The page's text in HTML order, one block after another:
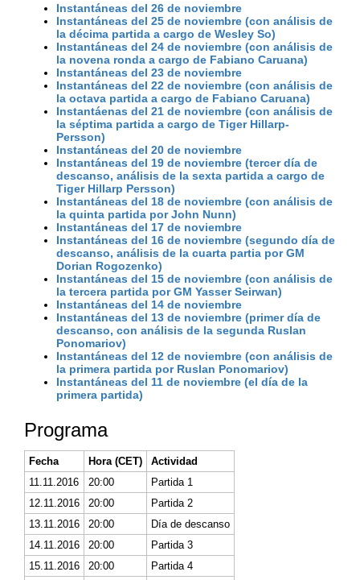
Instantáneas del 26 de noviembre
Instantáneas del 25 de noviembre (con análisis de
la décima partida a cargo de Wesley So)
Instantáneas del 24 de noviembre (con análisis de
la novena ronda a cargo de Fabiano Caruana)
Instantáneas del 23 de noviembre
Instantáneas del 22 de noviembre (con análisis de
la octava partida a cargo de Fabiano Caruana)
Instantáenas del 21 de noviembre (con análisis de
la séptima partida a cargo de Tiger Hillarp-
Persson)
Instantáneas del 20 de noviembre
Instantáneas del 19 de noviembre (tercer día de
descanso, análisis de la sexta partida a cargo de
Tiger Hillarp Persson)
Instantáneas del 18 de noviembre (con análisis de
la quinta partida por John Nunn)
Instantáneas del 17 de noviembre
Instantáneas del 16 de noviembre (segundo día de
descanso, análisis de la cuarta partia por GM
Dorian Rogozenko)
Instantáneas del 15 de noviembre (con análisis de
la tercera partida por GM Yasser Seirwan)
Instantáneas del 14 de noviembre
Instantáneas del 13 de noviembre (primer día de
descanso, con análisis de la segunda Ruslan
Ponomariov)
Instantáneas del 12 de noviembre (con análisis de
la primera partida por Ruslan Ponomariov)
Instantáneas del 11 de noviembre (el día de la
primera partida)
Programa
Fecha Hora (CET)
Actividad
11.11.2016
20:00
Partida 1
12.11.2016
20:00
Partida 2
13.11.2016
20:00
Día de descanso
14.11.2016
20:00
Partida 3
15.11.2016
20:00
Partida 4